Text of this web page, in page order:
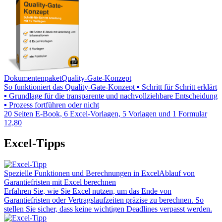
DokumentenpaketQuality-Gate-Konzept
So funktioniert das Quality-Gate-Konzept ▪ Schritt für Schritt erklärt
▪ Grundlage für die transparente und nachvollziehbare Entscheidung
▪ Prozess fortführen oder nicht
20 Seiten E-Book, 6 Excel-Vorlagen, 5 Vorlagen und 1 Formular
12,80
Excel-Tipps
Spezielle Funktionen und Berechnungen in ExcelAblauf von
Garantiefristen mit Excel berechnen
Erfahren Sie, wie Sie Excel nutzen, um das Ende von
Garantiefristen oder Vertragslaufzeiten präzise zu berechnen. So
stellen Sie sicher, dass keine wichtigen Deadlines verpasst werden.